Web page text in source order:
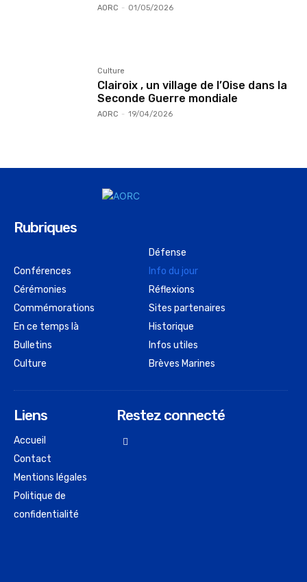
AORC - 01/05/2026
Culture
Clairoix , un village de l’Oise dans la
Seconde Guerre mondiale
AORC - 19/04/2026
Rubriques
Conférences
Cérémonies
Commémorations
En ce temps là
Bulletins
Culture
Défense
Info du jour
Réflexions
Sites partenaires
Historique
Infos utiles
Brèves Marines
Liens
Accueil
Contact
Mentions légales
Politique de
confidentialité
Restez connecté